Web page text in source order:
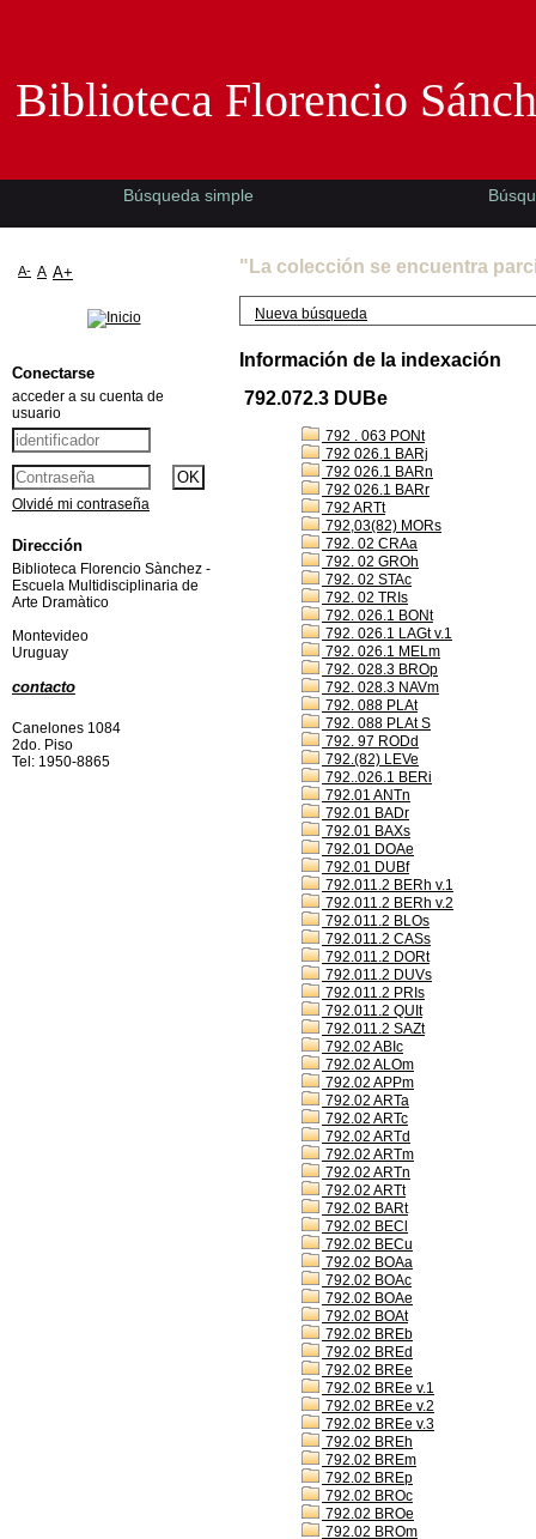
"La colección se encuentra
Nueva búsqueda
Información de la indexación
792.072.3 DUBe
792 . 063 PONt
792 026.1 BARj
792 026.1 BARn
792 026.1 BARr
792 ARTt
792,03(82) MORs
792. 02 CRAa
792. 02 GROh
792. 02 STAc
792. 02 TRIs
792. 026.1 BONt
792. 026.1 LAGt v.1
792. 026.1 MELm
792. 028.3 BROp
792. 028.3 NAVm
792. 088 PLAt
792. 088 PLAt S
792. 97 RODd
792.(82) LEVe
792..026.1 BERi
792.01 ANTn
792.01 BADr
792.01 BAXs
792.01 DOAe
792.01 DUBf
792.011.2 BERh v.1
792.011.2 BERh v.2
792.011.2 BLOs
792.011.2 CASs
792.011.2 DORt
792.011.2 DUVs
792.011.2 PRIs
792.011.2 QUIt
792.011.2 SAZt
792.02 ABIc
792.02 ALOm
792.02 APPm
792.02 ARTa
792.02 ARTc
792.02 ARTd
792.02 ARTm
792.02 ARTn
792.02 ARTt
792.02 BARt
792.02 BECl
792.02 BECu
792.02 BOAa
792.02 BOAc
792.02 BOAe
792.02 BOAt
792.02 BREb
792.02 BREd
792.02 BREe
792.02 BREe v.1
792.02 BREe v.2
792.02 BREe v.3
792.02 BREh
792.02 BREm
792.02 BREp
792.02 BROc
792.02 BROe
792.02 BROm
Biblioteca Florencio
Búsqueda simple
A- A A+
Conectarse
acceder a su cuenta de
usuario
Olvidé mi contraseña
Dirección
Biblioteca Florencio Sànchez -
Escuela Multidisciplinaria de
Arte Dramàtico
Montevideo
Uruguay
contacto
Canelones 1084
2do. Piso
Tel: 1950-8865